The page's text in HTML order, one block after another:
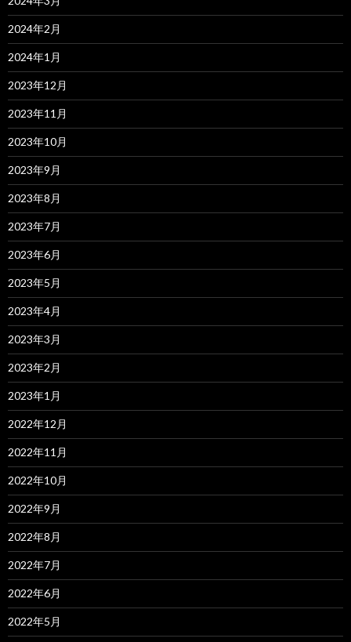
2024年2月
2024年1月
2023年12月
2023年11月
2023年10月
2023年9月
2023年8月
2023年7月
2023年6月
2023年5月
2023年4月
2023年3月
2023年2月
2023年1月
2022年12月
2022年11月
2022年10月
2022年9月
2022年8月
2022年7月
2022年6月
2022年5月